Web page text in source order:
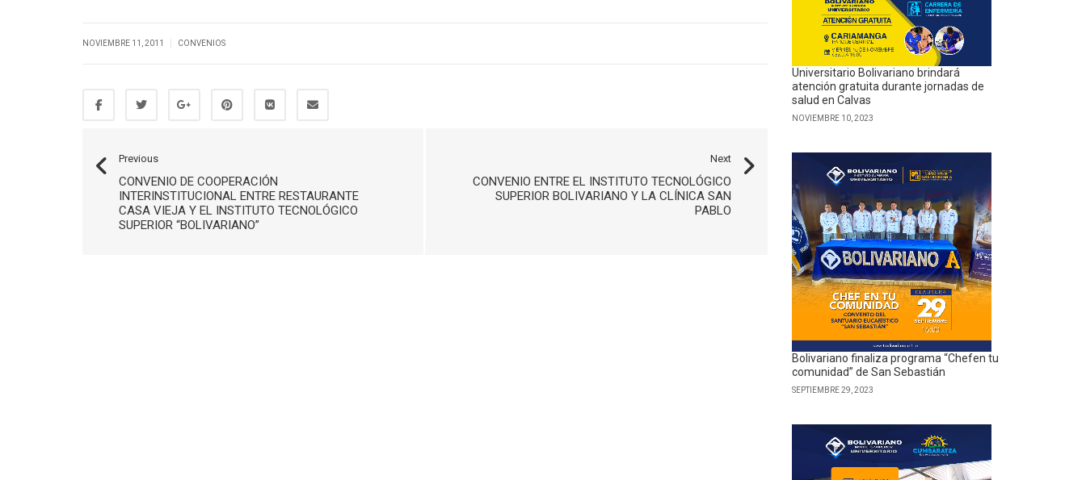
NOVIEMBRE 11, 2011 CONVENIOS
Previous
CONVENIO DE COOPERACIÓN
INTERINSTITUCIONAL ENTRE RESTAURANTE
CASA VIEJA Y EL INSTITUTO TECNOLÓGICO
SUPERIOR “BOLIVARIANO”
Next
CONVENIO ENTRE EL INSTITUTO TECNOLÓGICO
SUPERIOR BOLIVARIANO Y LA CLÍNICA SAN
PABLO
Universitario Bolivariano brindará
atención gratuita durante jornadas de
salud en Calvas
NOVIEMBRE 10, 2023
Bolivariano finaliza programa “Chefen tu
comunidad” de San Sebastián
SEPTIEMBRE 29, 2023